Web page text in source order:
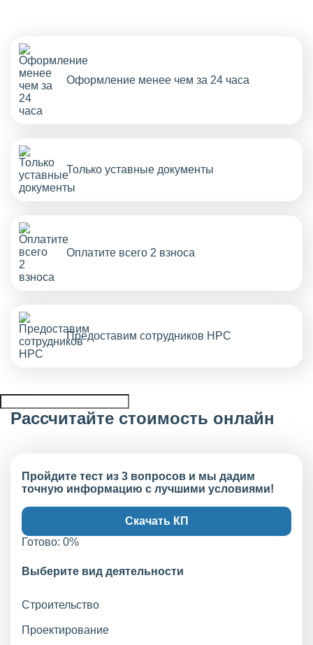
Оформление менее чем за 24 часа
Только уставные документы
Оплатите всего 2 взноса
Предоставим сотрудников НРС
Рассчитайте стоимость онлайн
Пройдите тест из 3 вопросов и мы дадим
точную информацию с лучшими условиями!
Скачать КП
Готово: 0%
Выберите вид деятельности
Строительство
Проектирование